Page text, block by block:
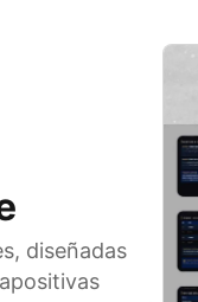
diseñadas